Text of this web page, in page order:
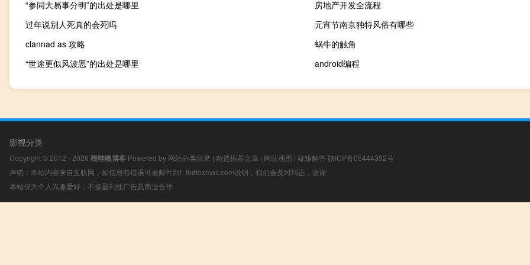
“参同大易事分明”的出处是哪里
房地产开发全流程
过年说别人死真的会死吗
元宵节南京独特风俗有哪些
clannad as 攻略
蜗牛的触角
“世途更似风波恶”的出处是哪里
android编程
影视分类
Copyright © 2012 - 2026 咦哇噢博客 Powered by 网站分类目录 | 精选推荐文章 | 网站地图 | 疑难解答 陕ICP备05444392号
声明：本站内容来自互联网，如信息有错误可发邮件到f_fb#foxmail.com说明，我们会及时纠正，谢谢
本站仅为个人兴趣爱好，不接盈利性广告及商业合作